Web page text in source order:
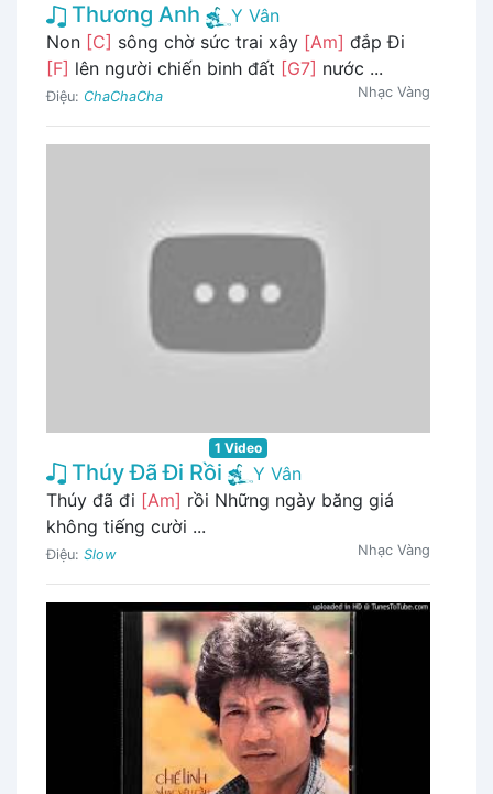
Thương Anh
Y Vân
Non [C] sông chờ sức trai xây [Am] đắp Đi
[F] lên người chiến binh đất [G7] nước ...
Điệu: ChaChaCha Nhạc Vàng
1 Video
Thúy Đã Đi Rồi
Y Vân
Thúy đã đi [Am] rồi Những ngày băng giá
không tiếng cười ...
Điệu: Slow Nhạc Vàng